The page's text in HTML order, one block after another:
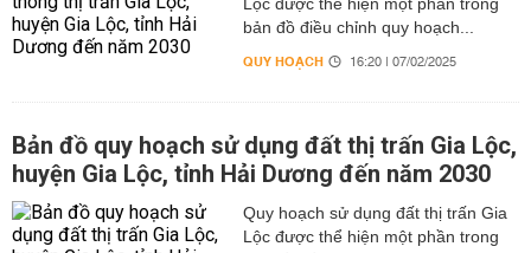
bản đồ điều chỉnh quy hoạch...
QUY HOẠCH 16:20 | 07/02/2025
Bản đồ quy hoạch sử dụng đất thị trấn Gia Lộc,
huyện Gia Lộc, tỉnh Hải Dương đến năm 2030
Quy hoạch sử dụng đất thị trấn Gia
Lộc được thể hiện một phần trong